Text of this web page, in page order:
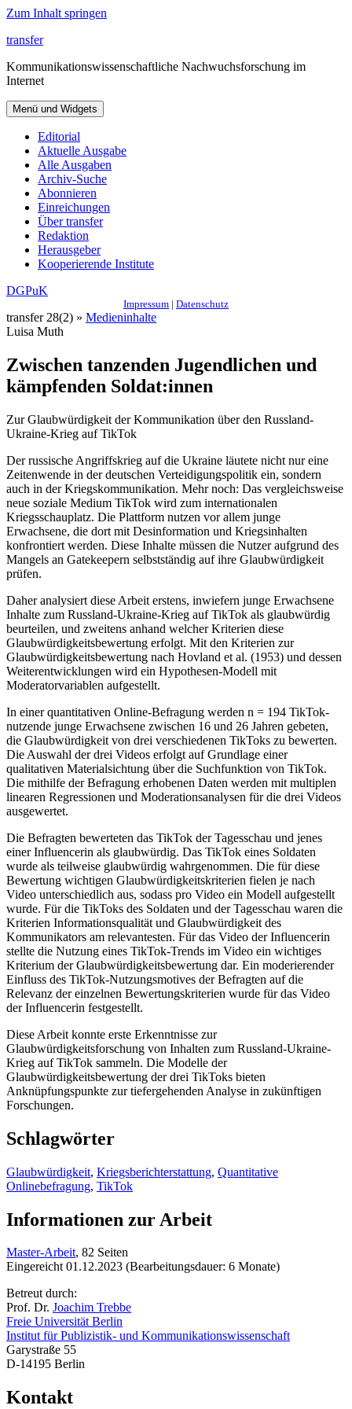
Zum Inhalt springen
transfer
Kommunikationswissenschaftliche Nachwuchsforschung im
Internet
Menü und Widgets
Editorial
Aktuelle Ausgabe
Alle Ausgaben
Archiv-Suche
Abonnieren
Einreichungen
Über transfer
Redaktion
Herausgeber
Kooperierende Institute
DGPuK
Impressum | Datenschutz
transfer 28(2) » Medieninhalte
Luisa Muth
Zwischen tanzenden Jugendlichen und
kämpfenden Soldat:innen
Zur Glaubwürdigkeit der Kommunikation über den Russland-
Ukraine-Krieg auf TikTok
Der russische Angriffskrieg auf die Ukraine läutete nicht nur eine
Zeitenwende in der deutschen Verteidigungspolitik ein, sondern
auch in der Kriegskommunikation. Mehr noch: Das vergleichsweise
neue soziale Medium TikTok wird zum internationalen
Kriegsschauplatz. Die Plattform nutzen vor allem junge
Erwachsene, die dort mit Desinformation und Kriegsinhalten
konfrontiert werden. Diese Inhalte müssen die Nutzer aufgrund des
Mangels an Gatekeepern selbstständig auf ihre Glaubwürdigkeit
prüfen.
Daher analysiert diese Arbeit erstens, inwiefern junge Erwachsene
Inhalte zum Russland-Ukraine-Krieg auf TikTok als glaubwürdig
beurteilen, und zweitens anhand welcher Kriterien diese
Glaubwürdigkeitsbewertung erfolgt. Mit den Kriterien zur
Glaubwürdigkeitsbewertung nach Hovland et al. (1953) und dessen
Weiterentwicklungen wird ein Hypothesen-Modell mit
Moderatorvariablen aufgestellt.
In einer quantitativen Online-Befragung werden n = 194 TikTok-
nutzende junge Erwachsene zwischen 16 und 26 Jahren gebeten,
die Glaubwürdigkeit von drei verschiedenen TikToks zu bewerten.
Die Auswahl der drei Videos erfolgt auf Grundlage einer
qualitativen Materialsichtung über die Suchfunktion von TikTok.
Die mithilfe der Befragung erhobenen Daten werden mit multiplen
linearen Regressionen und Moderationsanalysen für die drei Videos
ausgewertet.
Die Befragten bewerteten das TikTok der Tagesschau und jenes
einer Influencerin als glaubwürdig. Das TikTok eines Soldaten
wurde als teilweise glaubwürdig wahrgenommen. Die für diese
Bewertung wichtigen Glaubwürdigkeitskriterien fielen je nach
Video unterschiedlich aus, sodass pro Video ein Modell aufgestellt
wurde. Für die TikToks des Soldaten und der Tagesschau waren die
Kriterien Informationsqualität und Glaubwürdigkeit des
Kommunikators am relevantesten. Für das Video der Influencerin
stellte die Nutzung eines TikTok-Trends im Video ein wichtiges
Kriterium der Glaubwürdigkeitsbewertung dar. Ein moderierender
Einfluss des TikTok-Nutzungsmotives der Befragten auf die
Relevanz der einzelnen Bewertungskriterien wurde für das Video
der Influencerin festgestellt.
Diese Arbeit konnte erste Erkenntnisse zur
Glaubwürdigkeitsforschung von Inhalten zum Russland-Ukraine-
Krieg auf TikTok sammeln. Die Modelle der
Glaubwürdigkeitsbewertung der drei TikToks bieten
Anknüpfungspunkte zur tiefergehenden Analyse in zukünftigen
Forschungen.
Schlagwörter
Glaubwürdigkeit, Kriegsberichterstattung, Quantitative
Onlinebefragung, TikTok
Informationen zur Arbeit
Master-Arbeit, 82 Seiten
Eingereicht 01.12.2023 (Bearbeitungsdauer: 6 Monate)
Betreut durch:
Prof. Dr. Joachim Trebbe
Freie Universität Berlin
Institut für Publizistik- und Kommunikationswissenschaft
Garystraße 55
D-14195 Berlin
Kontakt